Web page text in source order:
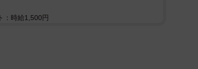
：時給1,500円